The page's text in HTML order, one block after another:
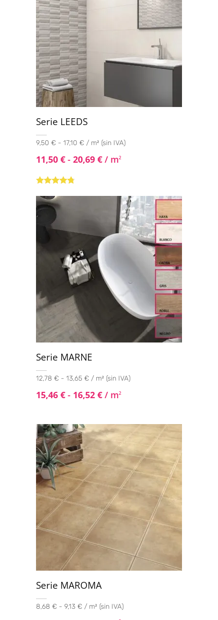
Serie LEEDS
9,50 € - 17,10 € / m² (sin IVA)
11,50 € - 20,69 € / m2
con4.60de
5
Serie MARNE
12,78 € - 13,65 € / m² (sin IVA)
15,46 € - 16,52 € / m2
Serie MAROMA
8,68 € - 9,13 € / m² (sin IVA)